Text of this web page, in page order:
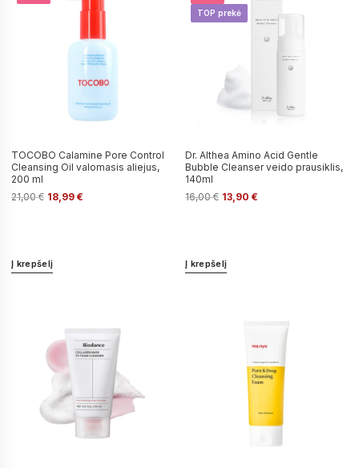
TOCOBO Calamine Pore Control
Cleansing Oil valomasis aliejus,
200 ml
21,00€ 18,99 €
Į krepšelį
TOP prekė
Dr. Althea Amino Acid Gentle
Bubble Cleanser veido prausiklis,
140ml
16,00€ 13,90 €
Į krepšelį